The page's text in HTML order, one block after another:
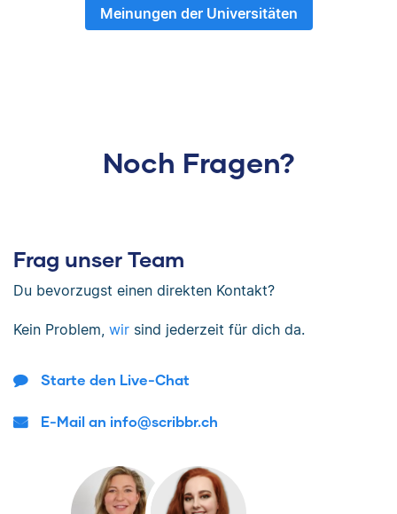
Meinungen der Universitäten
Noch Fragen?
Frag unser Team
Du bevorzugst einen direkten Kontakt?
Kein Problem, wir sind jederzeit für dich da.
Starte den Live-Chat
E-Mail an info@scribbr.ch